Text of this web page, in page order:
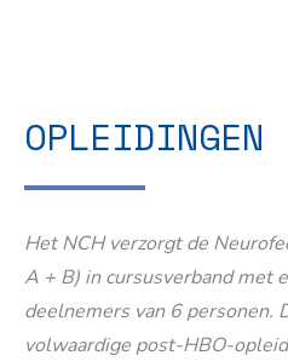
OPLEIDINGEN
Het NCH verzorgt de
A + B) in cursusverband met
deelnemers van 6 personen.
volwaardige post-HBO-